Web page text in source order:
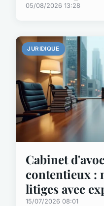
05/08/2026 13:28
JURIDIQUE
Cabinet
contentieux :
litiges avec
15/07/2026 08:01